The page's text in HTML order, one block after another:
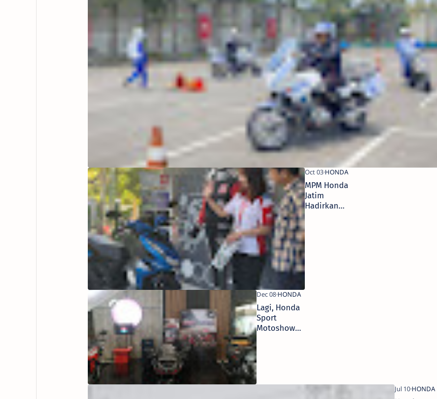
MPM Honda
Jatim
Hadirkan
Program
Undian
Total 1,5
Milyar
Lagi, Honda
Sport
Motoshow
Sapa Kota
Kediri